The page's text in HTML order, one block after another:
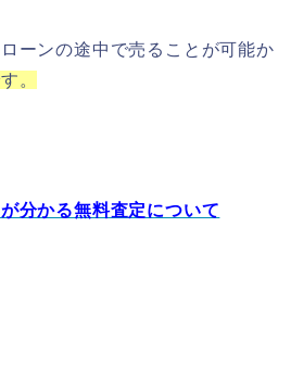
ーンの途中で売ることが可能か
。
分かる無料査定について